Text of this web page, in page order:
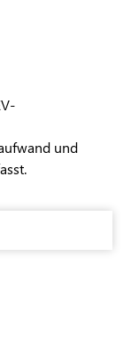
und